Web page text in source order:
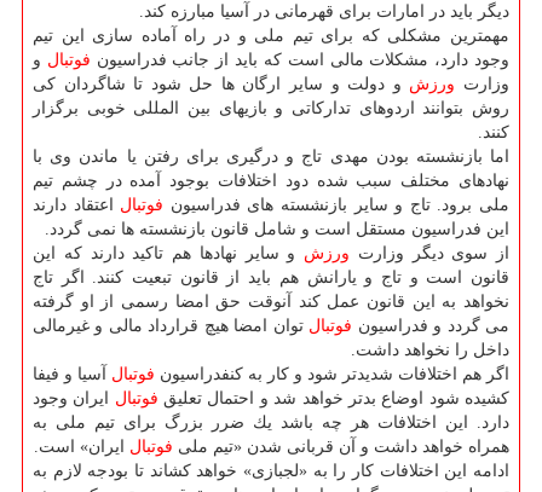
دیگر باید در امارات برای قهرمانی در آسیا مبارزه كند.
مهمترین مشكلی كه برای تیم ملی و در راه آماده سازی این تیم
وجود دارد، مشكلات مالی است كه باید از جانب فدراسیون فوتبال و
وزارت ورزش و دولت و سایر ارگان ها حل شود تا شاگردان كی
روش بتوانند اردوهای تداركاتی و بازیهای بین المللی خوبی برگزار
كنند.
اما بازنشسته بودن مهدی تاج و درگیری برای رفتن یا ماندن وی با
نهادهای مختلف سبب شده دود اختلافات بوجود آمده در چشم تیم
ملی برود. تاج و سایر بازنشسته های فدراسیون فوتبال اعتقاد دارند
این فدراسیون مستقل است و شامل قانون بازنشسته ها نمی گردد.
از سوی دیگر وزارت ورزش و سایر نهادها هم تاكید دارند كه این
قانون است و تاج و یارانش هم باید از قانون تبعیت كنند. اگر تاج
نخواهد به این قانون عمل كند آنوقت حق امضا رسمی از او گرفته
می گردد و فدراسیون فوتبال توان امضا هیچ قرارداد مالی و غیرمالی
داخل را نخواهد داشت.
اگر هم اختلافات شدیدتر شود و كار به كنفدراسیون فوتبال آسیا و فیفا
كشیده شود اوضاع بدتر خواهد شد و احتمال تعلیق فوتبال ایران وجود
دارد. این اختلافات هر چه باشد یك ضرر بزرگ برای تیم ملی به
همراه خواهد داشت و آن قربانی شدن «تیم ملی فوتبال ایران» است.
ادامه این اختلافات كار را به «لجبازی» خواهد كشاند تا بودجه لازم به